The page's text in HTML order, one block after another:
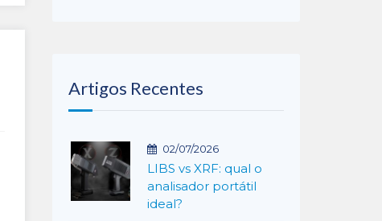
Artigos Recentes
02/07/2026
LIBS vs XRF: qual o
analisador portátil
ideal?